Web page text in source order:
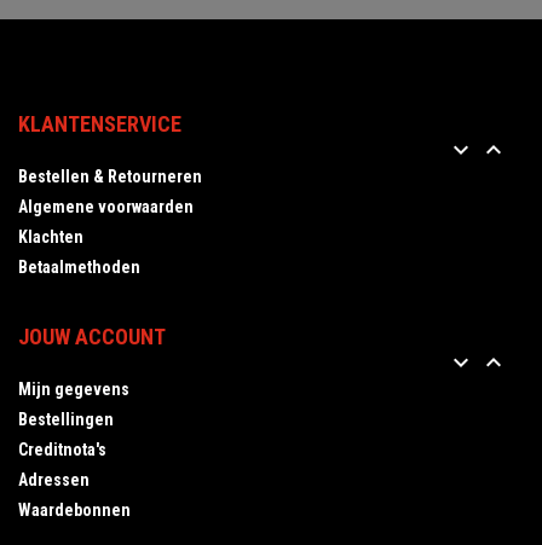
KLANTENSERVICE
 
Bestellen & Retourneren
Algemene voorwaarden
Klachten
Betaalmethoden
JOUW ACCOUNT
 
Mijn gegevens
Bestellingen
Creditnota's
Adressen
Waardebonnen